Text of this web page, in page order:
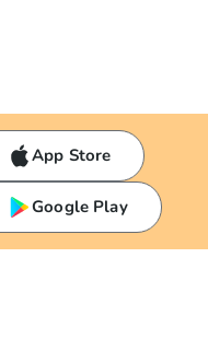
App Store
Google Play